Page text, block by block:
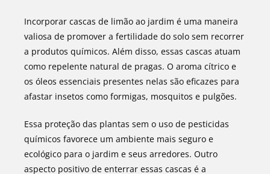
Incorporar cascas de limão ao jardim é uma maneira
valiosa de promover a fertilidade do solo sem recorrer
a produtos químicos. Além disso, essas cascas atuam
como repelente natural de pragas. O aroma cítrico e
os óleos essenciais presentes nelas são eficazes para
afastar insetos como formigas, mosquitos e pulgões.
Essa proteção das plantas sem o uso de pesticidas
químicos favorece um ambiente mais seguro e
ecológico para o jardim e seus arredores. Outro
aspecto positivo de enterrar essas cascas é a